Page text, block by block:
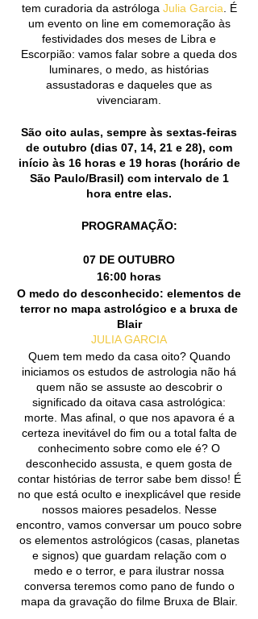
tem curadoria da astróloga Julia Garcia . É
um evento on line em comemoração às
festividades dos meses de Libra e
Escorpião: vamos falar sobre a queda dos
luminares, o medo, as histórias
assustadoras e daqueles que as
vivenciaram.
São oito aulas, sempre às sextas-feiras
de outubro (dias 07, 14, 21 e 28), com
início às 16 horas e 19 horas (horário de
São Paulo/Brasil) com intervalo de 1
hora entre elas.
PROGRAMAÇÃO:
07 DE OUTUBRO
16:00 horas
O medo do desconhecido: elementos de
terror no mapa astrológico e a bruxa de
Blair
JULIA GARCIA
Quem tem medo da casa oito? Quando
iniciamos os estudos de astrologia não há
quem não se assuste ao descobrir o
significado da oitava casa astrológica:
morte. Mas afinal, o que nos apavora é a
certeza inevitável do fim ou a total falta de
conhecimento sobre como ele é? O
desconhecido assusta, e quem gosta de
contar histórias de terror sabe bem disso! É
no que está oculto e inexplicável que reside
nossos maiores pesadelos. Nesse
encontro, vamos conversar um pouco sobre
os elementos astrológicos (casas, planetas
e signos) que guardam relação com o
medo e o terror, e para ilustrar nossa
conversa teremos como pano de fundo o
mapa da gravação do filme Bruxa de Blair.